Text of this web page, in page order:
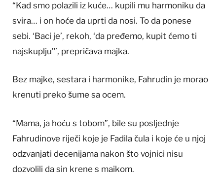
“Kad smo polazili iz kuće… kupili mu harmoniku da
svira… i on hoće da uprti da nosi. To da ponese
sebi. ‘Baci je’, rekoh, ‘da pređemo, kupit ćemo ti
najskuplju’”, prepričava majka.
Bez majke, sestara i harmonike, Fahrudin je morao
krenuti preko šume sa ocem.
“Mama, ja hoću s tobom”, bile su posljednje
Fahrudinove riječi koje je Fadila čula i koje će u njoj
odzvanjati decenijama nakon što vojnici nisu
dozvolili da sin krene s majkom.